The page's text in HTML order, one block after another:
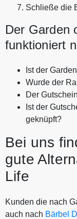
Schließe die
Der Garden
funktioniert
Ist der
Wurde der
Der
Ist der
geknüpft?
Bei uns
gute
Life
Kunden die nach
auch nach Bärbel